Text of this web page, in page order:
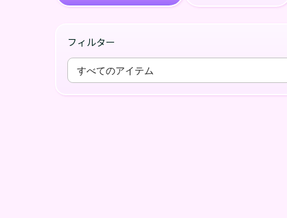
フィルター
すべてのアイテム